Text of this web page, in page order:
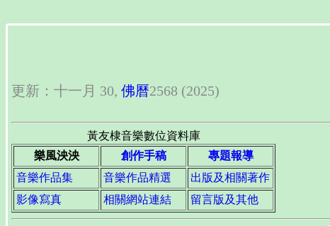
更新：十一月 30, 佛曆2568 (2025)
黃友棣音樂數位資料庫
樂風泱泱
創作手稿
專題報導
音樂作品集
音樂作品精選
出版及相關著作
影像寫真
相關網站連結 留言版及其他